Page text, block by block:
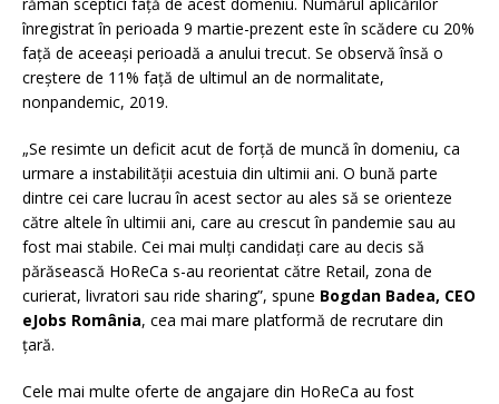
înregistrat în perioada 9 martie-prezent este în scădere cu 20%
față de aceeași perioadă a anului trecut. Se observă însă o
creștere de 11% față de ultimul an de normalitate,
nonpandemic, 2019.
„Se resimte un deficit acut de forță de muncă în domeniu, ca
urmare a instabilității acestuia din ultimii ani. O bună parte
dintre cei care lucrau în acest sector au ales să se orienteze
către altele în ultimii ani, care au crescut în pandemie sau au
fost mai stabile. Cei mai mulți candidați care au decis să
părăsească HoReCa s-au reorientat către Retail, zona de
curierat, livratori sau ride sharing”, spune Bogdan Badea, CEO
eJobs România, cea mai mare platformă de recrutare din
țară.
Cele mai multe oferte de angajare din HoReCa au fost